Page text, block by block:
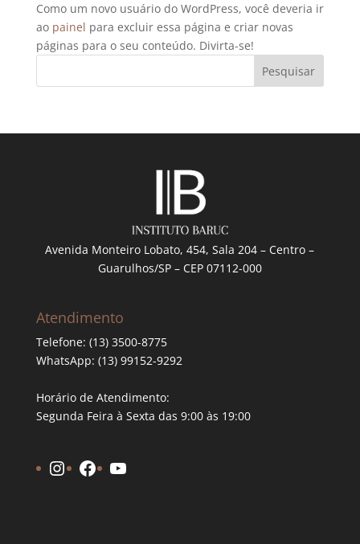
Como um novo usuário do WordPress, você deveria ir
ao painel para excluir essa página e criar novas
páginas para o seu conteúdo. Divirta-se!
Pesquisar
Avenida Monteiro Lobato, 454, Sala 204 – Centro –
Guarulhos/SP – CEP 07112-000
Atendimento
Telefone: (13) 3500-8775
WhatsApp: (13) 99152-9292
Horário de Atendimento:
Segunda Feira à Sexta das 9:00 às 19:00
Instagram Facebook YouTube